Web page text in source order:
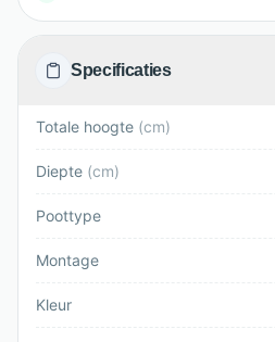
Specificaties
Totale hoogte (cm)
Diepte (cm)
Poottype
Montage
Kleur